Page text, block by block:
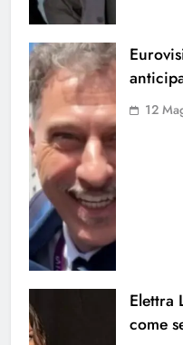
12
Elettra
come